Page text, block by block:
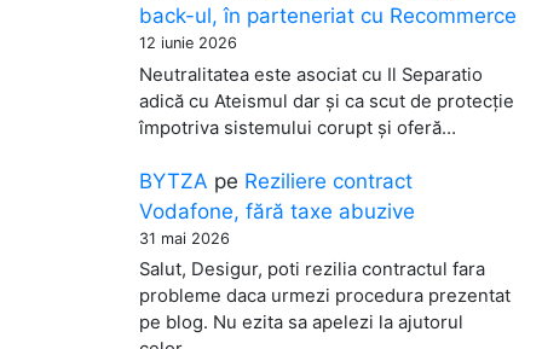
back-ul, în parteneriat cu Recommerce
12 iunie 2026
Neutralitatea este asociat cu Il Separatio
adică cu Ateismul dar și ca scut de protecție
împotriva sistemului corupt și oferă…
BYTZA pe Reziliere contract
Vodafone, fără taxe abuzive
31 mai 2026
Salut, Desigur, poti rezilia contractul fara
probleme daca urmezi procedura prezentat
pe blog. Nu ezita sa apelezi la ajutorul